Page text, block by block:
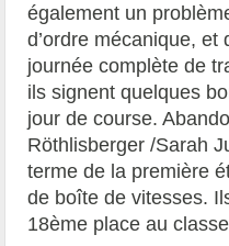
également un
d’ordre mécanique,
journée complète de
ils signent quelques
jour de course.
Röthlisberger /Sarah
terme de la première
de boîte de vitesses.
18ème place au